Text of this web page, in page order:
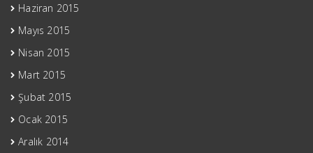
Haziran 2015
Mayıs 2015
Nisan 2015
Mart 2015
Şubat 2015
Ocak 2015
Aralık 2014